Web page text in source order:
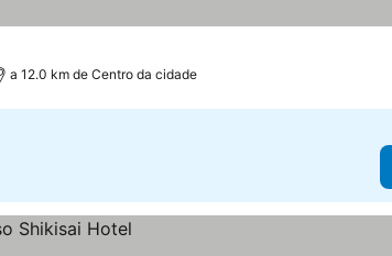
a 12.0 km de Centro da cidade